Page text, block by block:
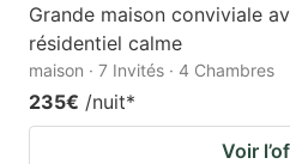
Grande maison conviviale
résidentiel calme
maison · 7 Invités · 4 Chambres
235€ /nuit*
Voir